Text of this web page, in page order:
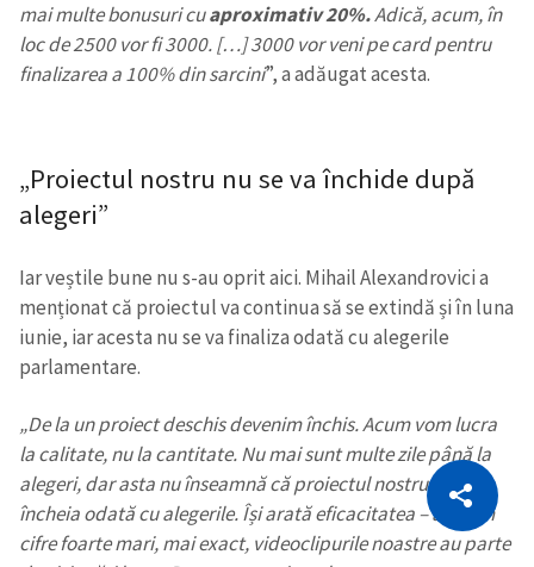
Copiază Link
mai multe bonusuri cuaproximativ 20%.Adică, acum, în
loc de 2500 vor fi 3000. […] 3000 vor veni pe card pentru
finalizarea a 100% din sarcini”, a adăugat acesta.
„Proiectul nostru nu se va închide după
alegeri”
Iar veștile bune nu s-au oprit aici. Mihail Alexandrovici a
menționat că proiectul va continua să se extindă și în luna
iunie, iar acesta nu se va finaliza odată cu alegerile
parlamentare.
„De la un proiect deschis devenim închis. Acum vom lucra
la calitate, nu la cantitate. Nu mai sunt multe zile până la
alegeri, dar asta nu înseamnă că proiectul nostru se va
încheia odată cu alegerile. Își arată eficacitatea – arătăm
cifre foarte mari, mai exact, videoclipurile noastre au parte
Citește articolul
CITEȘTE